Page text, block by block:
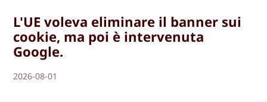
L'UE voleva eliminare il banner sui
cookie, ma poi è intervenuta
Google.
2026-08-01